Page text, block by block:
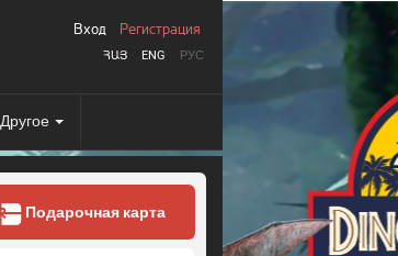
ՀԱՅ ENG РУС
Вход Регистрация
Другое
Подарочная карта